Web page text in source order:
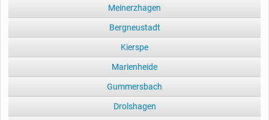
Meinerzhagen
Bergneustadt
Kierspe
Marienheide
Gummersbach
Drolshagen